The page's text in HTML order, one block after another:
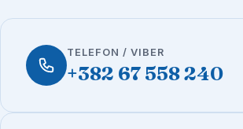
TELEFON / VIBER
+382 67 558 240